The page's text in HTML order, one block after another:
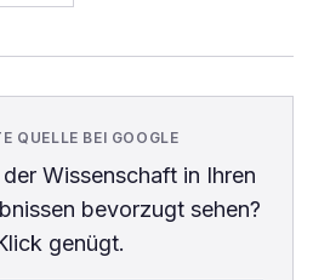
QUELLE BEI GOOGLE
der Wissenschaftin Ihren
bevorzugt sehen?
genügt.